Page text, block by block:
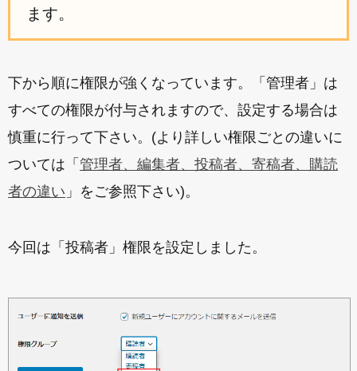
ます。
下から順に権限が強くなっています。「管理者」は
すべての権限が付与されますので、設定する場合は
慎重に行って下さい。(より詳しい権限ごとの違いに
ついては「 管理者、編集者、投稿者、寄稿者、購読
者の違い 」をご参照下さい)。
今回は「投稿者」権限を設定しました。